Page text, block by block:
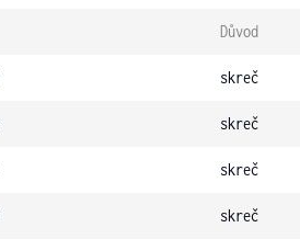
Důvod
skreč
skreč
skreč
skreč